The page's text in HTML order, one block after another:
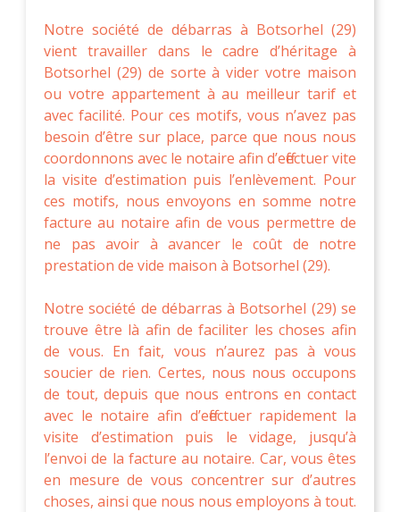
Notre société de débarras à Botsorhel (29)
vient travailler dans le cadre d’héritage à
Botsorhel (29) de sorte à vider votre maison
ou votre appartement à au meilleur tarif et
avec facilité. Pour ces motifs, vous n’avez pas
besoin d’être sur place, parce que nous nous
coordonnons avec le notaire afin d’effectuer vite
la visite d’estimation puis l’enlèvement. Pour
ces motifs, nous envoyons en somme notre
facture au notaire afin de vous permettre de
ne pas avoir à avancer le coût de notre
prestation de vide maison à Botsorhel (29).
Notre société de débarras à Botsorhel (29) se
trouve être là afin de faciliter les choses afin
de vous. En fait, vous n’aurez pas à vous
soucier de rien. Certes, nous nous occupons
de tout, depuis que nous entrons en contact
avec le notaire afin d’effectuer rapidement la
visite d’estimation puis le vidage, jusqu’à
l’envoi de la facture au notaire. Car, vous êtes
en mesure de vous concentrer sur d’autres
choses, ainsi que nous nous employons à tout.